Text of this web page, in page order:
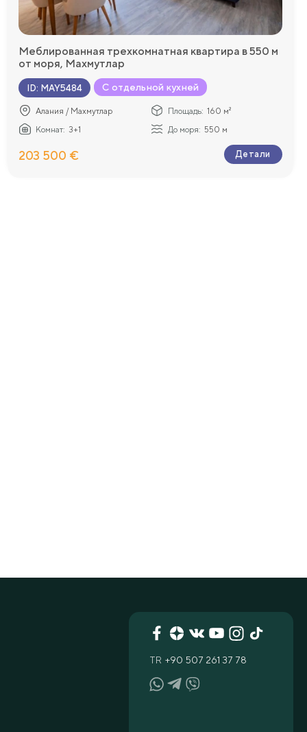
Меблированная трехкомнатная квартира в 550 м
от моря, Махмутлар
ID: MAY5484 С отдельной кухней
Алания / Махмутлар Площадь: 160 м²
Комнат: 3+1 До моря: 550 м
203 500 € Детали
TR +90 507 261 37 78